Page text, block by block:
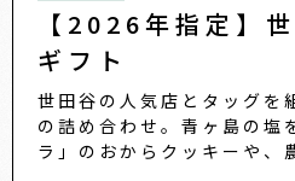
【2026年指定】
ギフト
世田谷の人気店とタッグを
の詰め合わせ。青ヶ島の塩
ラ」のおからクッキーや、